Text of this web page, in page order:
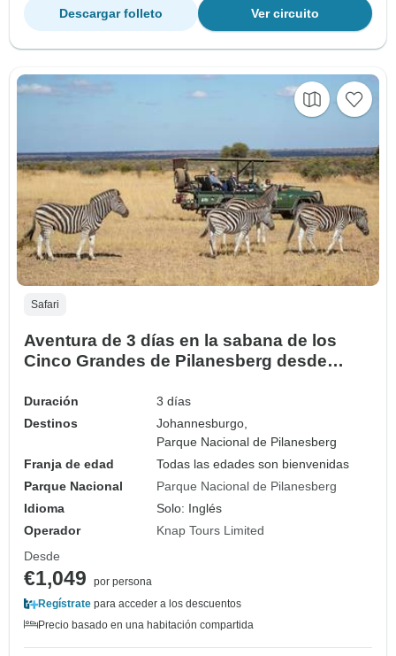
Ver circuito
Descargar folleto
Safari
Aventura de 3 días en la sabana de los
Cinco Grandes de Pilanesberg desde
Duración
3 días
Destinos
Johannesburgo,
Parque Nacional de Pilanesberg
Franja de edad
Todas las edades son bienvenidas
Parque Nacional
Parque Nacional de Pilanesberg
Idioma
Solo: Inglés
Operador
Knap Tours Limited
Desde
€1,049
por persona
Regístrate para acceder a los descuentos
Precio basado en una habitación compartida